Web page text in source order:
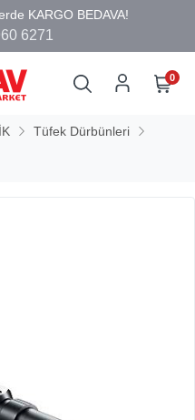
6271
0
Tüfek Dürbünleri